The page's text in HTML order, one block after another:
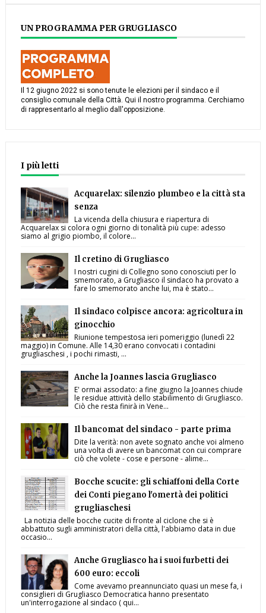
UN PROGRAMMA PER GRUGLIASCO
Il 12 giugno 2022 si sono tenute le elezioni per il sindaco e il
consiglio comunale della Città. Qui il nostro programma. Cerchiamo
di rappresentarlo al meglio dall'opposizione.
I più letti
Acquarelax: silenzio plumbeo e la città sta
senza
La vicenda della chiusura e riapertura di
Acquarelax si colora ogni giorno di tonalità più cupe: adesso
siamo al grigio piombo, il colore...
Il cretino di Grugliasco
I nostri cugini di Collegno sono conosciuti per lo
smemorato, a Grugliasco il sindaco ha provato a
fare lo smemorato anche lui, ma è stato...
Il sindaco colpisce ancora: agricoltura in
ginocchio
Riunione tempestosa ieri pomeriggio (lunedì 22
maggio) in Comune. Alle 14,30 erano convocati i contadini
grugliaschesi , i pochi rimasti, ...
Anche la Joannes lascia Grugliasco
E' ormai assodato: a fine giugno la Joannes chiude
le residue attività dello stabilimento di Grugliasco.
Ciò che resta finirà in Vene...
Il bancomat del sindaco - parte prima
Dite la verità: non avete sognato anche voi almeno
una volta di avere un bancomat con cui comprare
ciò che volete - cose e persone - alime...
Bocche scucite: gli schiaffoni della Corte
dei Conti piegano l'omertà dei politici
grugliaschesi
La notizia delle bocche cucite di fronte al ciclone che si è
abbattuto sugli amministratori della città, l'abbiamo data in due
occasio...
Anche Grugliasco ha i suoi furbetti dei
600 euro: eccoli
Come avevamo preannunciato quasi un mese fa, i
consiglieri di Grugliasco Democratica hanno presentato
un'interrogazione al sindaco ( qui...